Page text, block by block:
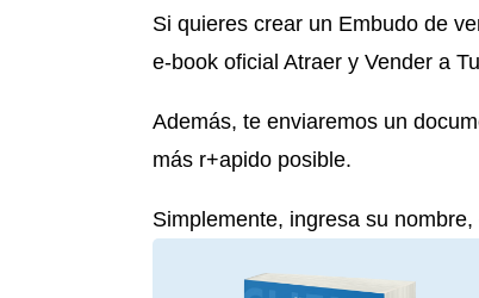
Si quieres crear un Embudo de
e-book oficial Atraer y Vender a
Además, te enviaremos un
más r+apido posible.
Simplemente, ingresa su